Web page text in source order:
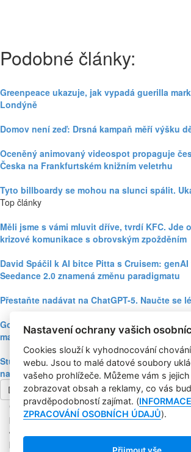
Podobné články:
Greenpeace ukazuje, jak vypadá guerilla
Londýně
Domov není zeď: Drsná kampaň měří výšku
Oceněný animovaný videospot propaguje
Česka na Frankfurtském knižním veletrhu
Tyto billboardy se mohou na slunci spálit.
Top články
Měli jsme s vámi mluvit dříve, tvrdí KFC. Jde
krizové komunikace s obrovským zpožděním
David Spáčil k AI bitce Pitta s Cruisem:
Seedance 2.0 znamená změnu paradigmatu
Přestaňte nadávat na ChatGPT-5. Naučte se
Google Nano Banana nabízí dosud největší
marketing mezi genAI modely pro tvorbu
Studie: Využívání generativní AI mezi
nakupování prudce roste
Další článek
Copyright © 2004-2020 Focus Agency, s.r.o.
podmínek. ISSN 1803-957X
Jakékoliv publikování, přebírání nebo šíření
písemného souhlasu Focus Agency, s.r.o.
Nastavení ochrany vašich
Cookies slouží k vyhodnocování
webu. Jsou to malé datové soubory
vašeho prohlížeče. Můžeme vám s
zobrazovat obsah a reklamy, co vás
pravděpodobností zajímat. (
ZPRACOVÁNÍ OSOBNÍCH ÚDAJŮ).
Přijmout vše